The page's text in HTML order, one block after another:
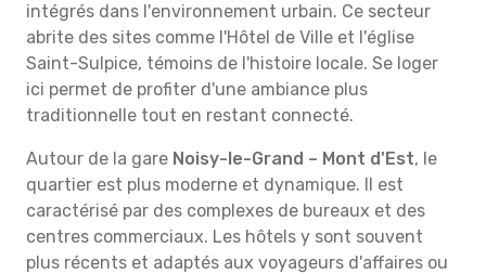
intégrés dans l'environnement urbain. Ce secteur
abrite des sites comme l'Hôtel de Ville et l'église
Saint-Sulpice, témoins de l'histoire locale. Se loger
ici permet de profiter d'une ambiance plus
traditionnelle tout en restant connecté.
Autour de la gare Noisy-le-Grand – Mont d'Est, le
quartier est plus moderne et dynamique. Il est
caractérisé par des complexes de bureaux et des
centres commerciaux. Les hôtels y sont souvent
plus récents et adaptés aux voyageurs d'affaires ou